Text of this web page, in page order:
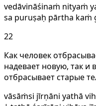
vedāvināśinaṁ nityaṁ
sa puruṣaḥ pārtha
22
Как человек
надевает новую, так
отбрасывает старые
vāsāṁsi jīrṇāni yathā